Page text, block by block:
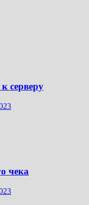
серверу
чека